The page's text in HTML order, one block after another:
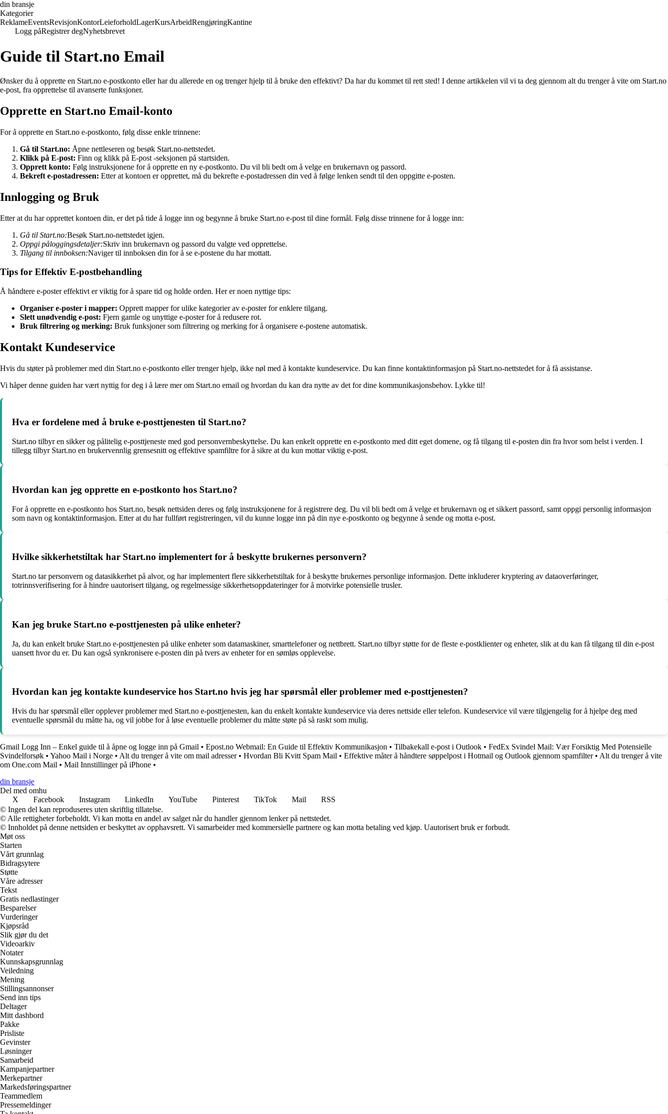
din bransje
Kategorier
ReklameEventsRevisjonKontorLeieforholdLagerKursArbeidRengjøringKantine
Logg påRegistrer degNyhetsbrevet
Guide til Start.no Email
Ønsker du å opprette en Start.no e-postkonto eller har du allerede en og trenger hjelp til å bruke den effektivt? Da har du kommet til rett sted! I denne artikkelen vil vi ta deg gjennom alt du trenger å vite om Start.no
e-post, fra opprettelse til avanserte funksjoner.
Opprette en Start.no Email-konto
For å opprette en Start.no e-postkonto, følg disse enkle trinnene:
Gå til Start.no: Åpne nettleseren og besøk Start.no-nettstedet.
Klikk på E-post: Finn og klikk på E-post -seksjonen på startsiden.
Opprett konto: Følg instruksjonene for å opprette en ny e-postkonto. Du vil bli bedt om å velge en brukernavn og passord.
Bekreft e-postadressen: Etter at kontoen er opprettet, må du bekrefte e-postadressen din ved å følge lenken sendt til den oppgitte e-posten.
Innlogging og Bruk
Etter at du har opprettet kontoen din, er det på tide å logge inn og begynne å bruke Start.no e-post til dine formål. Følg disse trinnene for å logge inn:
Gå til Start.no:Besøk Start.no-nettstedet igjen.
Oppgi påloggingsdetaljer:Skriv inn brukernavn og passord du valgte ved opprettelse.
Tilgang til innboksen:Naviger til innboksen din for å se e-postene du har mottatt.
Tips for Effektiv E-postbehandling
Å håndtere e-poster effektivt er viktig for å spare tid og holde orden. Her er noen nyttige tips:
Organiser e-poster i mapper: Opprett mapper for ulike kategorier av e-poster for enklere tilgang.
Slett unødvendig e-post: Fjern gamle og unyttige e-poster for å redusere rot.
Bruk filtrering og merking: Bruk funksjoner som filtrering og merking for å organisere e-postene automatisk.
Kontakt Kundeservice
Hvis du støter på problemer med din Start.no e-postkonto eller trenger hjelp, ikke nøl med å kontakte kundeservice. Du kan finne kontaktinformasjon på Start.no-nettstedet for å få assistanse.
Vi håper denne guiden har vært nyttig for deg i å lære mer om Start.no email og hvordan du kan dra nytte av det for dine kommunikasjonsbehov. Lykke til!
Hva er fordelene med å bruke e-posttjenesten til Start.no?
Start.no tilbyr en sikker og pålitelig e-posttjeneste med god personvernbeskyttelse. Du kan enkelt opprette en e-postkonto med ditt eget domene, og få tilgang til e-posten din fra hvor som helst i verden. I
tillegg tilbyr Start.no en brukervennlig grensesnitt og effektive spamfiltre for å sikre at du kun mottar viktig e-post.
Hvordan kan jeg opprette en e-postkonto hos Start.no?
For å opprette en e-postkonto hos Start.no, besøk nettsiden deres og følg instruksjonene for å registrere deg. Du vil bli bedt om å velge et brukernavn og et sikkert passord, samt oppgi personlig informasjon
som navn og kontaktinformasjon. Etter at du har fullført registreringen, vil du kunne logge inn på din nye e-postkonto og begynne å sende og motta e-post.
Hvilke sikkerhetstiltak har Start.no implementert for å beskytte brukernes personvern?
Start.no tar personvern og datasikkerhet på alvor, og har implementert flere sikkerhetstiltak for å beskytte brukernes personlige informasjon. Dette inkluderer kryptering av dataoverføringer,
totrinnsverifisering for å hindre uautorisert tilgang, og regelmessige sikkerhetsoppdateringer for å motvirke potensielle trusler.
Kan jeg bruke Start.no e-posttjenesten på ulike enheter?
Ja, du kan enkelt bruke Start.no e-posttjenesten på ulike enheter som datamaskiner, smarttelefoner og nettbrett. Start.no tilbyr støtte for de fleste e-postklienter og enheter, slik at du kan få tilgang til din e-post
uansett hvor du er. Du kan også synkronisere e-posten din på tvers av enheter for en sømløs opplevelse.
Hvordan kan jeg kontakte kundeservice hos Start.no hvis jeg har spørsmål eller problemer med e-posttjenesten?
Hvis du har spørsmål eller opplever problemer med Start.no e-posttjenesten, kan du enkelt kontakte kundeservice via deres nettside eller telefon. Kundeservice vil være tilgjengelig for å hjelpe deg med
eventuelle spørsmål du måtte ha, og vil jobbe for å løse eventuelle problemer du måtte støte på så raskt som mulig.
Gmail Logg Inn – Enkel guide til å åpne og logge inn på Gmail • Epost.no Webmail: En Guide til Effektiv Kommunikasjon • Tilbakekall e-post i Outlook • FedEx Svindel Mail: Vær Forsiktig Med Potensielle
Svindelforsøk • Yahoo Mail i Norge • Alt du trenger å vite om mail adresser• Hvordan Bli Kvitt Spam Mail • Effektive måter å håndtere søppelpost i Hotmail og Outlook gjennom spamfilter• Alt du trenger å vite
om One.com Mail • Mail Innstillinger på iPhone •
din bransje
Del med omhu
X
Facebook Instagram LinkedIn YouTube Pinterest TikTok Mail
RSS
© Ingen del kan reproduseres uten skriftlig tillatelse.
© Alle rettigheter forbeholdt. Vi kan motta en andel av salget når du handler gjennom lenker på nettstedet.
© Innholdet på denne nettsiden er beskyttet av opphavsrett. Vi samarbeider med kommersielle partnere og kan motta betaling ved kjøp. Uautorisert bruk er forbudt.
Møt oss
Starten
Vårt grunnlag
Bidragsytere
Støtte
Våre adresser
Tekst
Gratis nedlastinger
Besparelser
Vurderinger
Kjøpsråd
Slik gjør du det
Videoarkiv
Notater
Kunnskapsgrunnlag
Veiledning
Mening
Stillingsannonser
Send inn tips
Deltager
Mitt dashbord
Pakke
Prisliste
Gevinster
Løsninger
Samarbeid
Kampanjepartner
Merkepartner
Markedsføringspartner
Teammedlem
Pressemeldinger